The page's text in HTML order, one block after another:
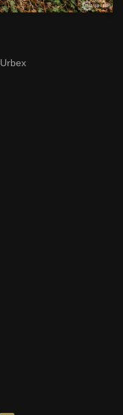
Urbex